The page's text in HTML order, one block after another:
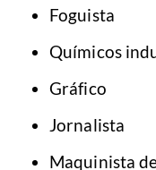
Foguista
Químicos
Gráfico
Jornalista
Maquinista